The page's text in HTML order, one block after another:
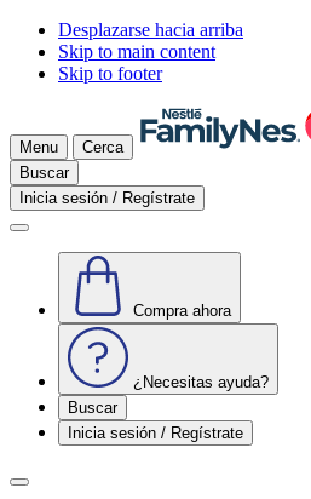
Desplazarse hacia arriba
Skip to main content
Skip to footer
Menu
Cerca
Buscar
Inicia sesión / Regístrate
Compra ahora
¿Necesitas ayuda?
Buscar
Inicia sesión / Regístrate